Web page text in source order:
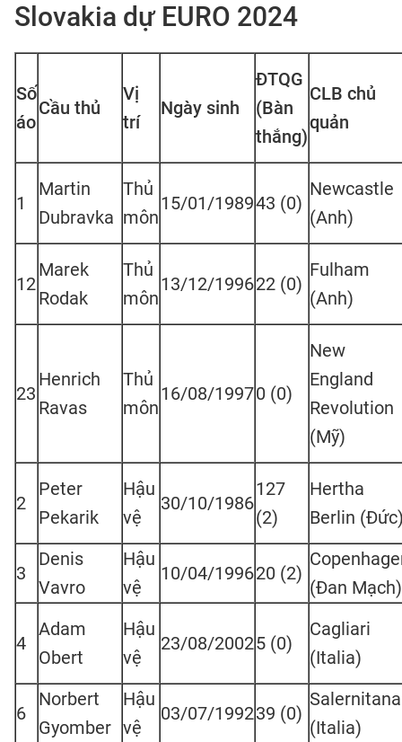
Slovakia dự EURO 2024
Số
áo
Cầu thủ
Vị
trí
Ngày sinh
ĐTQG
(Bàn
thắng)
CLB chủ
quản
1
Martin
Dubravka
Thủ
môn
15/01/198943 (0)
Newcastle
(Anh)
12
Marek
Rodak
Thủ
môn
13/12/199622 (0)
Fulham
(Anh)
23
Henrich
Ravas
Thủ
môn
16/08/19970 (0)
New
England
Revolution
(Mỹ)
2
Peter
Pekarik
Hậu
vệ
30/10/1986
127
(2)
Hertha
Berlin
3
Denis
Vavro
Hậu
vệ
10/04/199620 (2)
(Đan Mạch)
4
Adam
Obert
Hậu
vệ
23/08/20025 (0)
Cagliari
(Italia)
6
Norbert
Gyomber
Hậu
vệ
03/07/199239 (0)
Salernitana
(Italia)